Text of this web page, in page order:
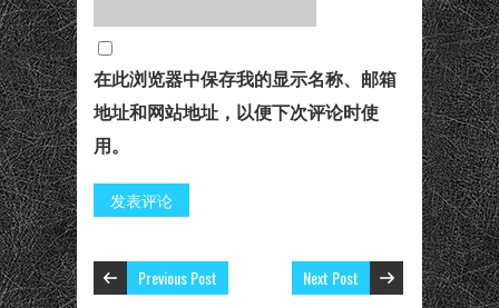
在此浏览器中保存我的显示名称、邮箱
地址和网站地址，以便下次评论时使
用。
Previous Post Next Post